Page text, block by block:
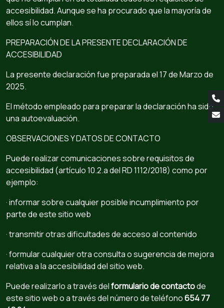
accesibilidad. Aunque se ha procurado que la mayoría de
ellos sí lo cumplan.
PREPARACIÓN DE LA PRESENTE DECLARACIÓN DE
ACCESIBILIDAD
La presente declaración fue preparada el 17 de Marzo de
2025.
El método empleado para preparar la declaración ha sido
una autoevaluación.
OBSERVACIONES Y DATOS DE CONTACTO
Puede realizar comunicaciones sobre requisitos de
accesibilidad (artículo 10.2.a del RD 1112/2018) como por
ejemplo:
· informar sobre cualquier posible incumplimiento por
parte de este sitio web
· transmitir otras dificultades de acceso al contenido
· formular cualquier otra consulta o sugerencia de mejora
relativa a la accesibilidad del sitio web.
Puede realizarlo a través delformulario de contactode
este sitio web o a través del número de teléfono654 77